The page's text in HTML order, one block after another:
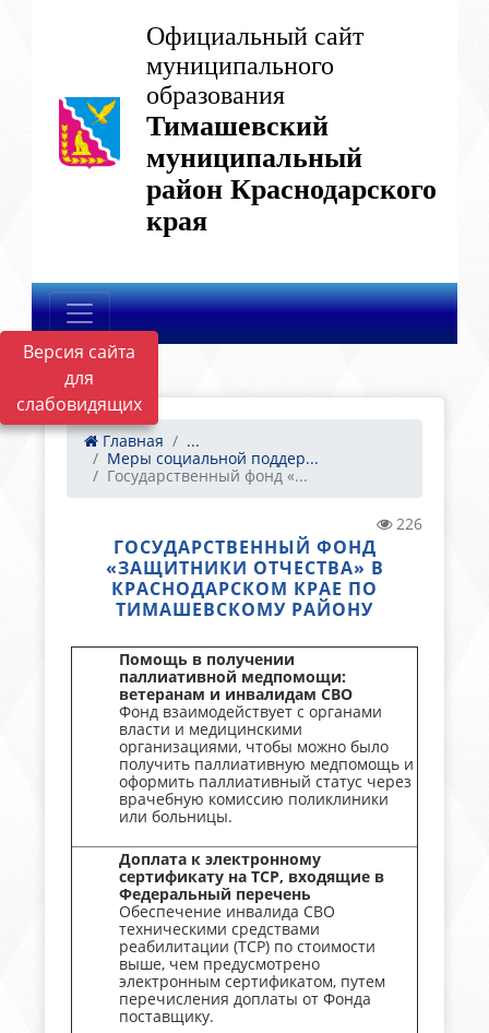
Версия сайта
для
слабовидящих
Официальный сайт
муниципального
образования
Тимашевский
муниципальный
район Краснодарского
края
Главная
...
Меры социальной поддер...
Государственный фонд «...
226
ГОСУДАРСТВЕННЫЙ ФОНД
«ЗАЩИТНИКИ ОТЧЕСТВА» В
КРАСНОДАРСКОМ КРАЕ ПО
ТИМАШЕВСКОМУ РАЙОНУ
Помощь в получении
паллиативной медпомощи:
ветеранам и инвалидам СВО
Фонд взаимодействует с органами
власти и медицинскими
организациями, чтобы можно было
получить паллиативную медпомощь и
оформить паллиативный статус через
врачебную комиссию поликлиники
или больницы.
Доплата к электронному
сертификату на ТСР, входящие в
Федеральный перечень
Обеспечение инвалида СВО
техническими средствами
реабилитации (ТСР) по стоимости
выше, чем предусмотрено
электронным сертификатом, путем
перечисления доплаты от Фонда
поставщику.